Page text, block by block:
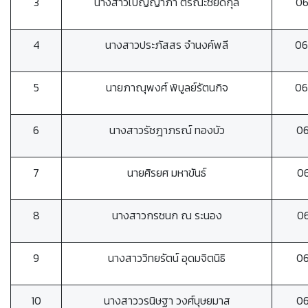
4 นางสาวประภัสสร จำนงค์พลี
5 นายภาณุพงศ์ พิบูลย์รัตนกิจ
6 นางสาวรัชฎาภรณ์ ทองบัว
7 นายศิรยศ มหาขันธ์
8 นางสาวกรชนก ณ ระนอง
9 นางสาววิทยรัตน์ อุดมจิตนิธิ
10 นางสาววรนิษฐา วงศ์บุษยมาส